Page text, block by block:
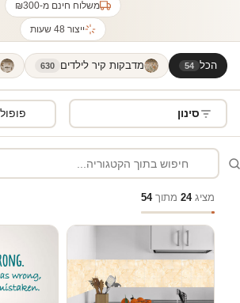
משלוח חינם מ-₪300
ייצור 48 שעות
הכל 54 מדבקות קיר לילדים 630
סינון
מציג24 מתוך54